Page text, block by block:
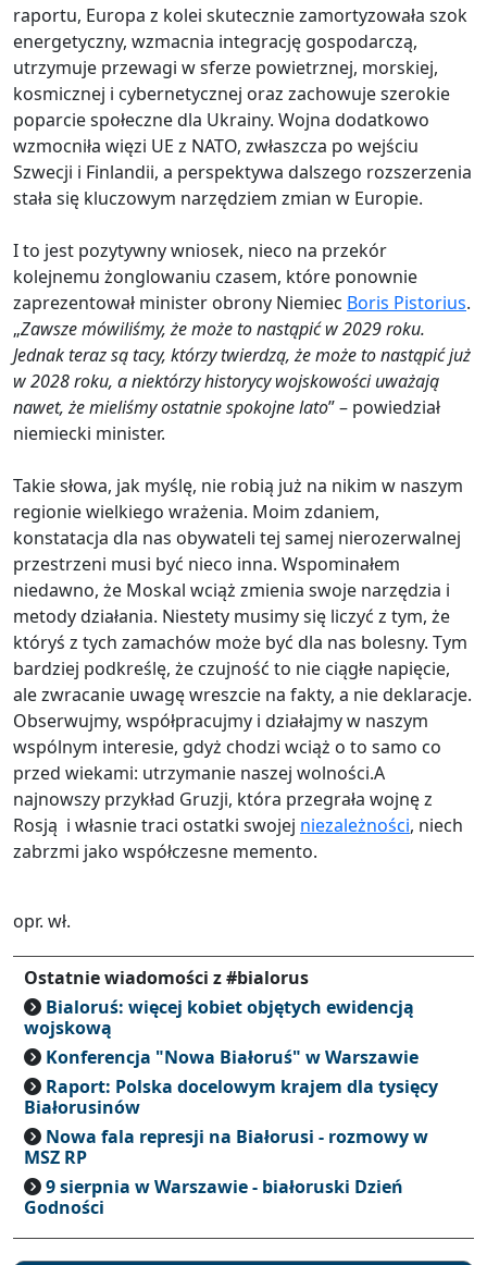
raportu, Europa z kolei skutecznie zamortyzowała szok
energetyczny, wzmacnia integrację gospodarczą,
utrzymuje przewagi w sferze powietrznej, morskiej,
kosmicznej i cybernetycznej oraz zachowuje szerokie
poparcie społeczne dla Ukrainy. Wojna dodatkowo
wzmocniła więzi UE z NATO, zwłaszcza po wejściu
Szwecji i Finlandii, a perspektywa dalszego rozszerzenia
stała się kluczowym narzędziem zmian w Europie.
I to jest pozytywny wniosek, nieco na przekór
kolejnemu żonglowaniu czasem, które ponownie
zaprezentował minister obrony Niemiec Boris Pistorius.
„Zawsze mówiliśmy, że może to nastąpić w 2029 roku.
Jednak teraz są tacy, którzy twierdzą, że może to nastąpić już
w 2028 roku, a niektórzy historycy wojskowości uważają
nawet, że mieliśmy ostatnie spokojne lato” – powiedział
niemiecki minister.
Takie słowa, jak myślę, nie robią już na nikim w naszym
regionie wielkiego wrażenia. Moim zdaniem,
konstatacja dla nas obywateli tej samej nierozerwalnej
przestrzeni musi być nieco inna. Wspominałem
niedawno, że Moskal wciąż zmienia swoje narzędzia i
metody działania. Niestety musimy się liczyć z tym, że
któryś z tych zamachów może być dla nas bolesny. Tym
bardziej podkreślę, że czujność to nie ciągłe napięcie,
ale zwracanie uwagę wreszcie na fakty, a nie deklaracje.
Obserwujmy, współpracujmy i działajmy w naszym
wspólnym interesie, gdyż chodzi wciąż o to samo co
przed wiekami: utrzymanie naszej wolności.A
najnowszy przykład Gruzji, która przegrała wojnę z
Rosją i własnie traci ostatki swojej niezależności, niech
zabrzmi jako współczesne memento.
opr. wł.
Ostatnie wiadomości z #bialorus
Bialoruś: więcej kobiet objętych ewidencją
wojskową
Konferencja "Nowa Białoruś" w Warszawie
Raport: Polska docelowym krajem dla tysięcy
Białorusinów
Nowa fala represji na Białorusi - rozmowy w
MSZ RP
9 sierpnia w Warszawie - białoruski Dzień
Godności